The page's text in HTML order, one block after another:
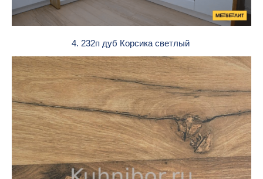
4. 232п дуб Корсика светлый